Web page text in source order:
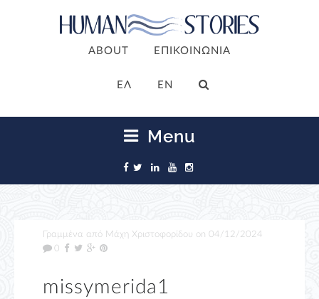
ABOUT ΕΠΙΚΟΙΝΩΝΙΑ
ΕΛ EN
Menu
Γραμμένα από Μάχη Χριστοφορίδου on 04/12/2024
0
missymerida1